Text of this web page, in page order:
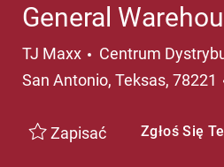
General
TJ Maxx Kategoria
Centrum
San Antonio, Teksas, 78221
Zapisać Zgłoś Się